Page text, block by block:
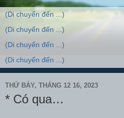
THỨ BẢY, THÁNG 12 16, 2023
* Có qua…